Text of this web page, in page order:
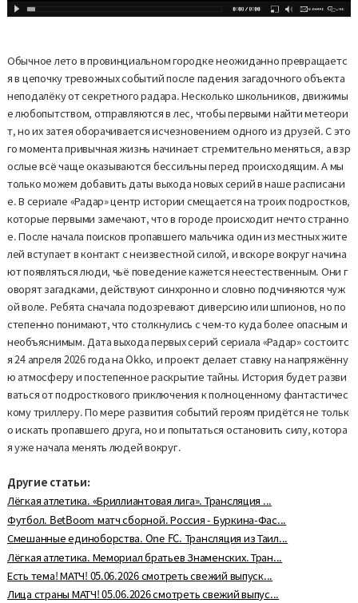
Обычное лето в провинциальном городке неожиданно превращаетс
я в цепочку тревожных событий после падения загадочного объекта
неподалёку от секретного радара. Несколько школьников, движимы
е любопытством, отправляются в лес, чтобы первыми найти метеори
т, но их затея оборачивается исчезновением одного из друзей. С это
го момента привычная жизнь начинает стремительно меняться, а взр
ослые всё чаще оказываются бессильны перед происходящим. А мы
только можем добавить даты выхода новых серий в наше расписани
е. В сериале «Радар» центр истории смещается на троих подростков,
которые первыми замечают, что в городе происходит нечто странно
е. После начала поисков пропавшего мальчика один из местных жите
лей вступает в контакт с неизвестной силой, и вскоре вокруг начина
ют появляться люди, чьё поведение кажется неестественным. Они г
оворят загадками, действуют синхронно и словно подчиняются чуж
ой воле. Ребята сначала подозревают диверсию или шпионов, но по
степенно понимают, что столкнулись с чем-то куда более опасным и
необъяснимым. Дата выхода первых серий сериала «Радар» состоитс
я 24 апреля 2026 года на Okko, и проект делает ставку на напряжённу
ю атмосферу и постепенное раскрытие тайны. История будет разви
ваться от подросткового приключения к полноценному фантастичес
кому триллеру. По мере развития событий героям придётся не тольк
о искать пропавшего друга, но и попытаться остановить силу, котора
я уже начала менять людей вокруг.
Другие статьи:
Лёгкая атлетика. «Бриллиантовая лига». Трансляция ...
Футбол. BetBoom матч сборной. Россия - Буркина-Фас...
Смешанные единоборства. One FC. Трансляция из Таил...
Лёгкая атлетика. Мемориал братьев Знаменских. Тран...
Есть тема! МАТЧ! 05.06.2026 смотреть свежий выпуск...
Лица страны МАТЧ! 05.06.2026 смотреть свежий выпус...